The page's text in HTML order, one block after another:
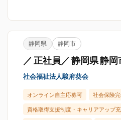
静岡県 静岡市
／ 正社員／ 静岡県 静
社会福祉法人駿府葵会
オンライン自主応募可 社会保険
資格取得支援制度・キャリアアップ